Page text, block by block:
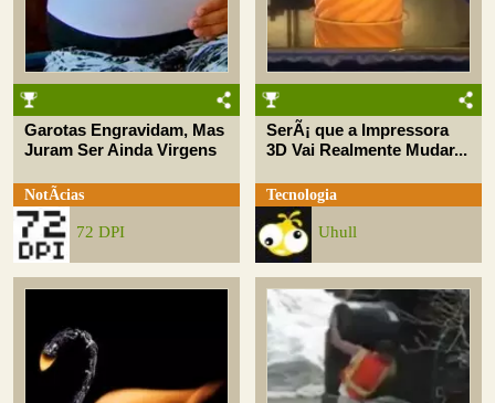
Garotas Engravidam, Mas
Juram Ser Ainda Virgens
NotÃ­cias
72 DPI
SerÃ¡ que a Impressora
3D Vai Realmente Mudar...
Tecnologia
Uhull